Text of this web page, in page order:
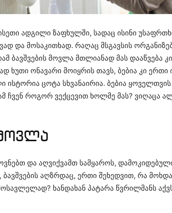
ადგილი ზაფხულში, სადაც ისინი
და მოსაკითხად. რაღაც მსგავსის
ბავშვების მოვლა მთლიანად მას დააწვება
ხუთი ონავარი მოიყრის თავს, ბებია კი ერთი
ცოტა სხვანაირია. ბებია ყოველთვის
ჩვენ როგორ ვექცევით ხოლმე მას? ვიღაცა
და აღვიქვამთ სამყაროს,
ბავშვების აღზრდაც, ერთი შეხედვით, რა
ხანდახან პატარა წვრილმანს